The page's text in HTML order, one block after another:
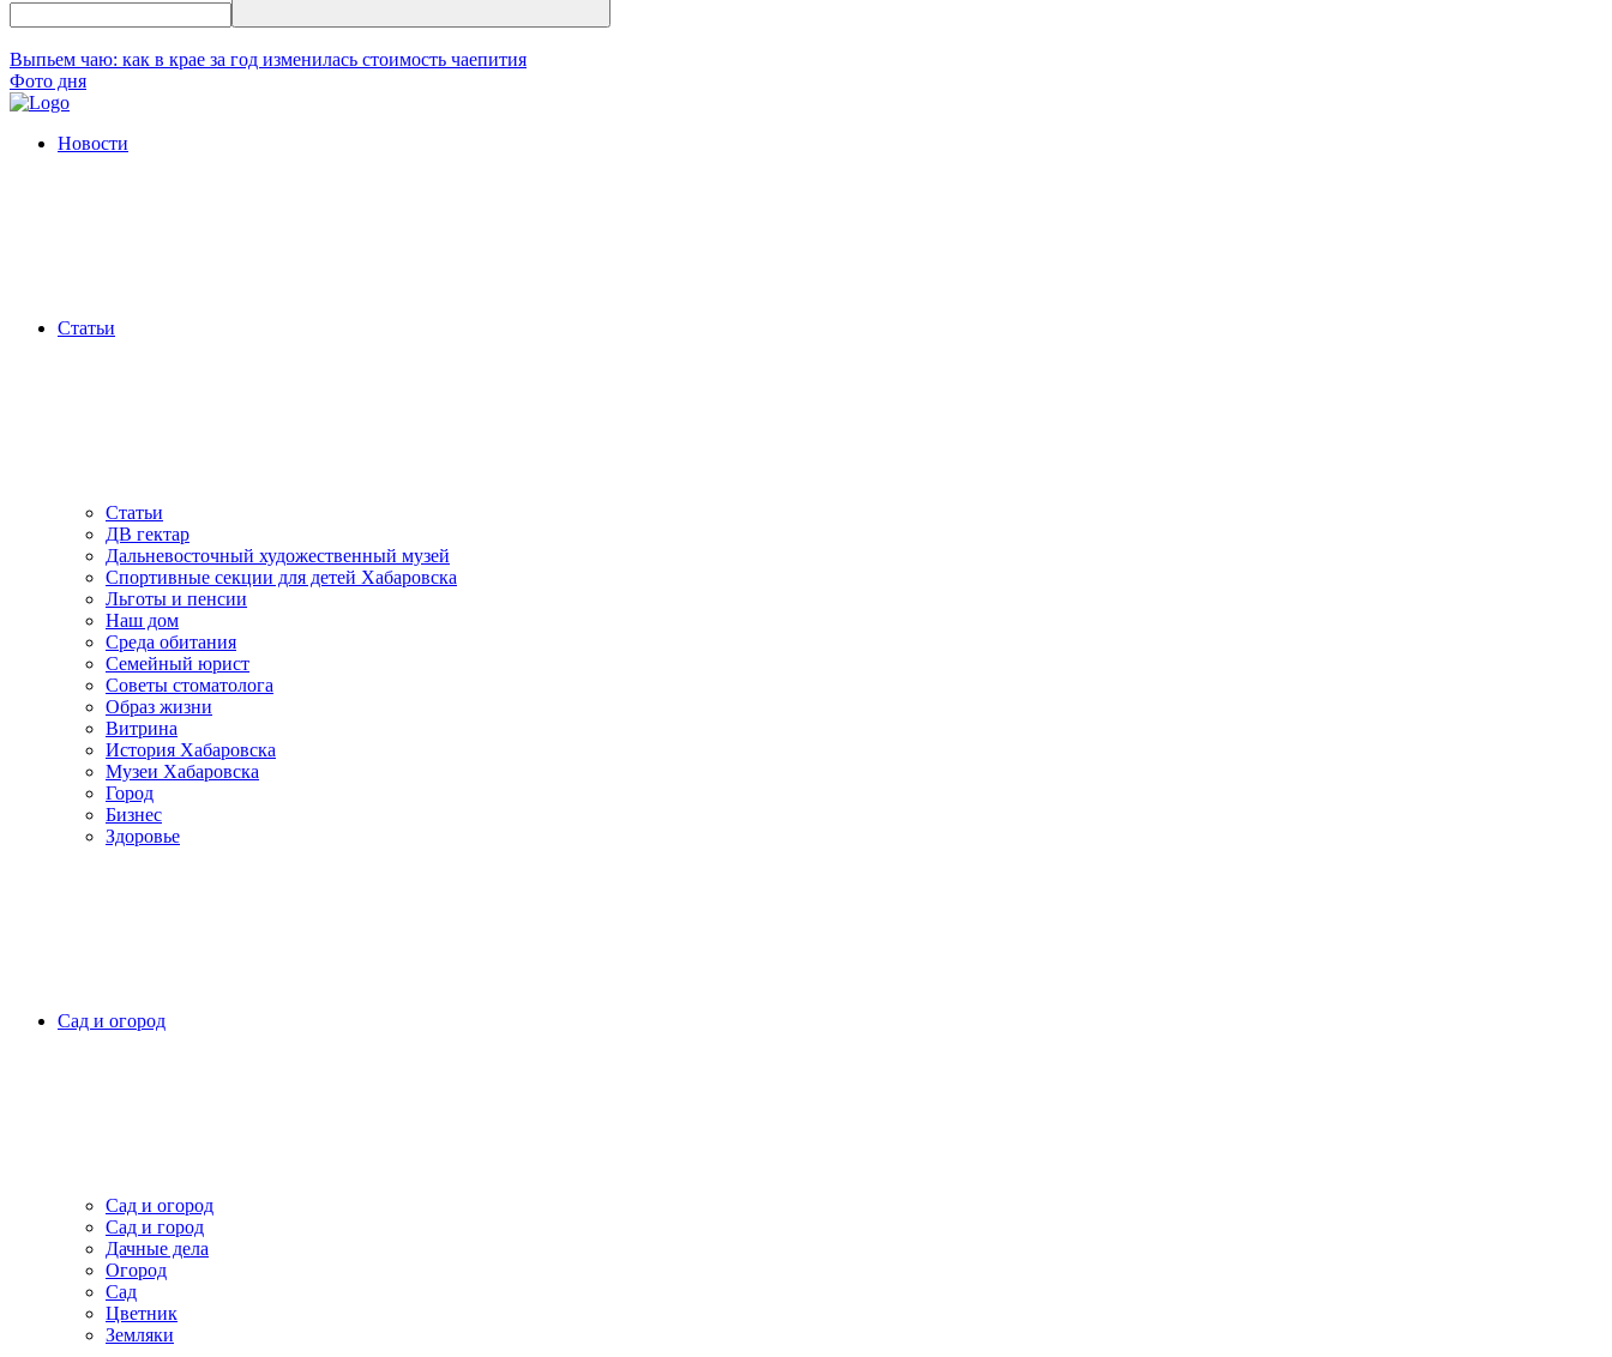
Выпьем чаю: как в крае за год изменилась стоимость чаепития
Фото дня
Новости
Статьи
Статьи
ДВ гектар
Дальневосточный художественный музей
Спортивные секции для детей Хабаровска
Льготы и пенсии
Наш дом
Среда обитания
Семейный юрист
Советы стоматолога
Образ жизни
Витрина
История Хабаровска
Музеи Хабаровска
Город
Бизнес
Здоровье
Сад и огород
Сад и огород
Сад и город
Дачные дела
Огород
Сад
Цветник
Земляки